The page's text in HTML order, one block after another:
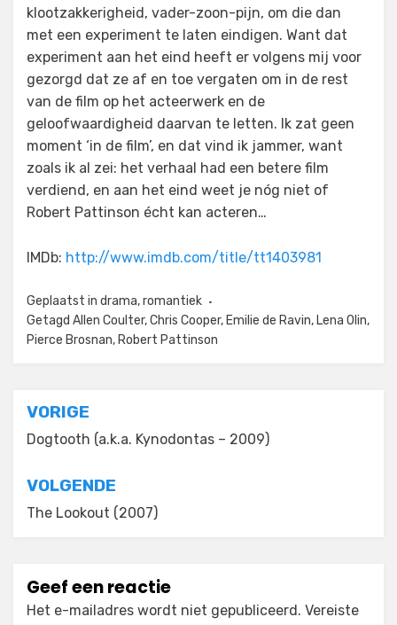
klootzakkerigheid, vader-zoon-pijn, om die dan
met een experiment te laten eindigen. Want dat
experiment aan het eind heeft er volgens mij voor
gezorgd dat ze af en toe vergaten om in de rest
van de film op het acteerwerk en de
geloofwaardigheid daarvan te letten. Ik zat geen
moment ‘in de film’, en dat vind ik jammer, want
zoals ik al zei: het verhaal had een betere film
verdiend, en aan het eind weet je nóg niet of
Robert Pattinson écht kan acteren…
IMDb: http://www.imdb.com/title/tt1403981
Geplaatst in drama,romantiek
Getagd Allen Coulter,Chris Cooper, Emilie de Ravin, Lena Olin,
Pierce Brosnan, Robert Pattinson
Bericht
navigatie
VORIGE
Dogtooth (a.k.a. Kynodontas – 2009)
VOLGENDE
The Lookout (2007)
Geef een reactie
Het e-mailadres wordt niet gepubliceerd. Vereiste